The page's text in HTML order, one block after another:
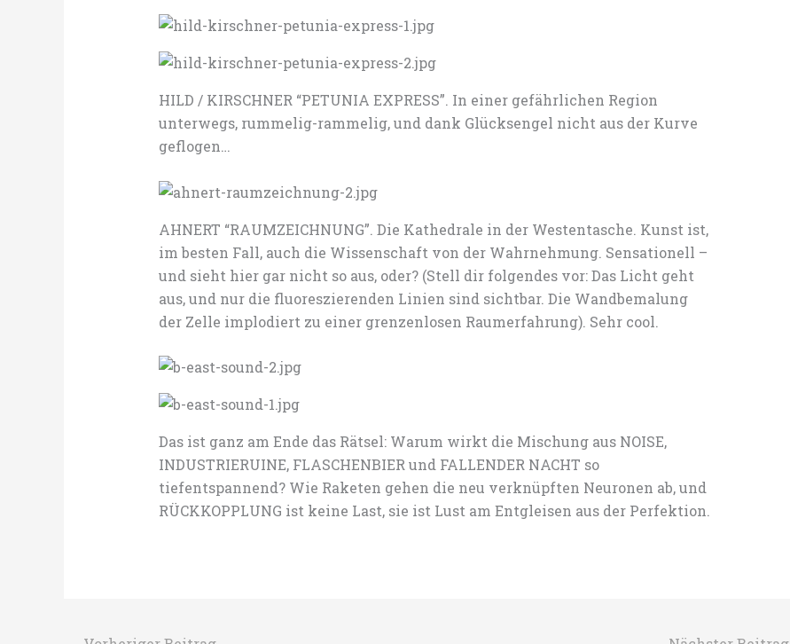
HILD / KIRSCHNER “PETUNIA EXPRESS”. In einer gefährlichen Region
unterwegs, rummelig-rammelig, und dank Glücksengel nicht aus der Kurve
geflogen…
AHNERT “RAUMZEICHNUNG”. Die Kathedrale in der Westentasche. Kunst ist,
im besten Fall, auch die Wissenschaft von der Wahrnehmung. Sensationell –
und sieht hier gar nicht so aus, oder? (Stell dir folgendes vor: Das Licht geht
aus, und nur die fluoreszierenden Linien sind sichtbar. Die Wandbemalung
der Zelle implodiert zu einer grenzenlosen Raumerfahrung). Sehr cool.
Das ist ganz am Ende das Rätsel: Warum wirkt die Mischung aus NOISE,
INDUSTRIERUINE, FLASCHENBIER und FALLENDER NACHT so
tiefentspannend? Wie Raketen gehen die neu verknüpften Neuronen ab, und
RÜCKKOPPLUNG ist keine Last, sie ist Lust am Entgleisen aus der Perfektion.